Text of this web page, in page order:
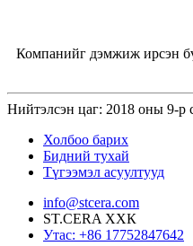
Компанийг дэмжиж ирсэн
Нийтэлсэн цаг: 2018 оны 9-р
Холбоо барих
Бидний тухай
Түгээмэл асуултууд
info@stcera.com
ST.CERA ХХК
Утас: +86 17752847642